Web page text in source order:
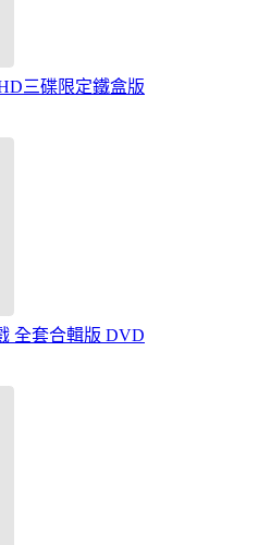
三碟限定鐵盒版
全套合輯版 DVD